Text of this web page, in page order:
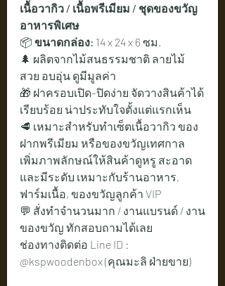
เนื้อวากิว / เนื้อพรีเมียม / ชุดของขวัญ
อาหารพิเศษ
📦 ขนาดกล่อง: 14 x 24 x 6 ซม.
🌲 ผลิตจากไม้สนธรรมชาติ ลายไม้
สวย อบอุ่น ดูมีมูลค่า
🎁 ฝาครอบเปิด–ปิดง่าย จัดวางสินค้าได้
เรียบร้อย น่าประทับใจตั้งแต่แรกเห็น
🥩 เหมาะสำหรับทำเซ็ตเนื้อวากิว ของ
ฝากพรีเมียม หรือของขวัญเทศกาล
เพิ่มภาพลักษณ์ให้สินค้าดูหรู สะอาด
และมีระดับ เหมาะกับร้านอาหาร,
ฟาร์มเนื้อ, ของขวัญลูกค้า VIP
💬 สั่งทำจำนวนมาก / งานแบรนด์ / งาน
ของขวัญ ทักสอบถามได้เลย
ช่องทางติดต่อ Line ID :
@kspwoodenbox (คุณมะลิ ฝ่ายขาย)